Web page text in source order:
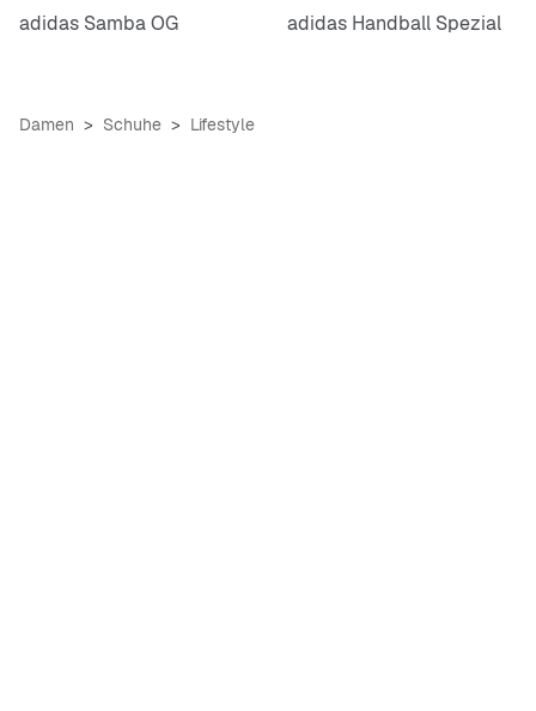
adidas Samba OG
adidas Handball Spezial
Damen Schuhe Lifestyle